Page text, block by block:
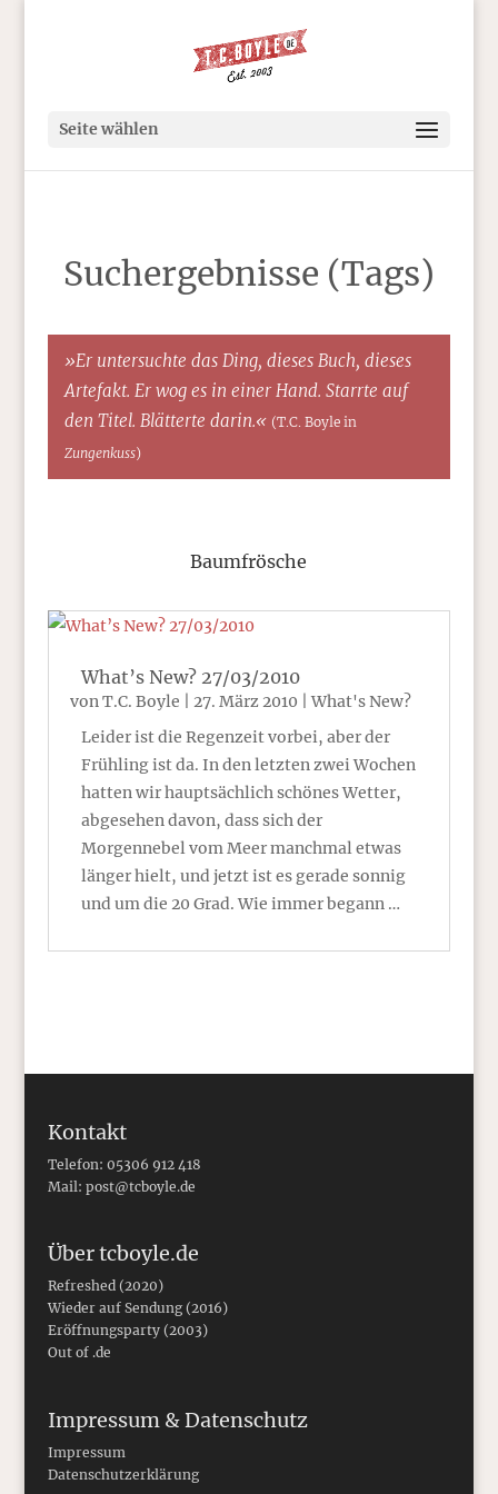
Seite wählen
Suchergebnisse (Tags)
»Er untersuchte das Ding, dieses Buch, dieses
Artefakt. Er wog es in einer Hand. Starrte auf
den Titel. Blätterte darin.« (T.C. Boyle in
Zungenkuss)
Baumfrösche
What’s New? 27/03/2010
vonT.C. Boyle 27. März 2010 |What's New?
Leider ist die Regenzeit vorbei, aber der
Frühling ist da. In den letzten zwei Wochen
hatten wir hauptsächlich schönes Wetter,
abgesehen davon, dass sich der
Morgennebel vom Meer manchmal etwas
länger hielt, und jetzt ist es gerade sonnig
und um die 20 Grad. Wie immer begann …
Kontakt
Telefon: 05306 912 418
Mail: post@tcboyle.de
Über tcboyle.de
Refreshed (2020)
Wieder auf Sendung (2016)
Eröffnungsparty (2003)
Out of .de
Impressum & Datenschutz
Impressum
Datenschutzerklärung